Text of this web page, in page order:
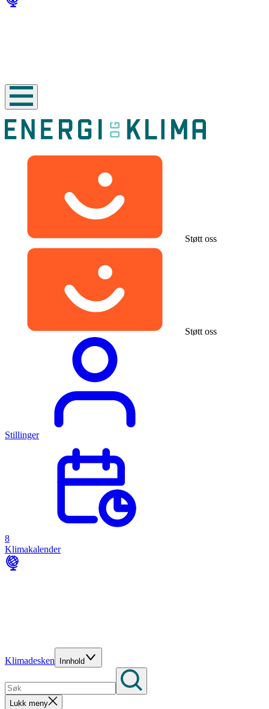
Støtt oss
Støtt oss
Stillinger
8
Klimakalender
Klimadesken Innhold
Lukk meny